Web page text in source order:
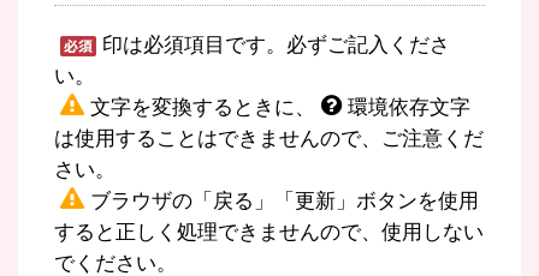
印は必須項目です。必ずご記入くださ
い。
文字を変換するときに、
環境依存文字
は使用することはできませんので、ご注意くだ
さい。
ブラウザの「戻る」「更新」ボタンを使用
すると正しく処理できませんので、使用しない
でください。